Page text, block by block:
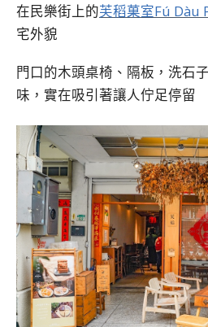
在民樂街上的芙稻菓室Fú Dàu
宅外貌
門口的木頭桌椅、隔板，洗石
味，實在吸引著讓人佇足停留